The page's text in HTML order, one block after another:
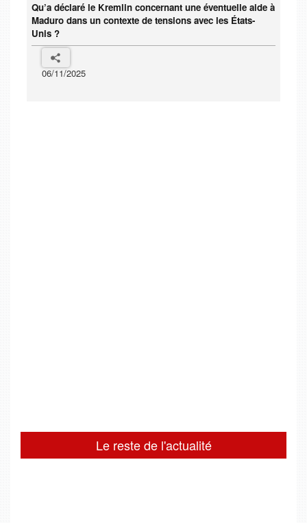
Qu’a déclaré le Kremlin concernant une éventuelle aide à
Maduro dans un contexte de tensions avec les États-
Unis ?
06/11/2025
Le reste de l'actualité